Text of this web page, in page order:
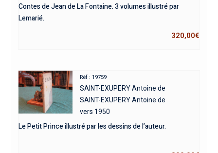
Contes de Jean de La Fontaine. 3 volumes illustré par
Lemarié.
320,00€
Réf : 19759
SAINT-EXUPERY Antoine de
SAINT-EXUPERY Antoine de
vers 1950
Le Petit Prince illustré par les dessins de l’auteur.